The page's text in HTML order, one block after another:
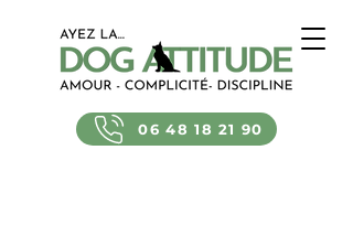
06 48 18 21 90